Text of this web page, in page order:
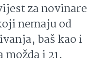
za novinare
nemaju od
baš kao i
i 21.